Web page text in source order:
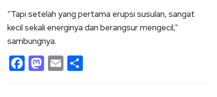
“Tapi setelah yang pertama erupsi susulan, sangat
kecil sekali energinya dan berangsur mengecil,”
sambungnya.
Facebook
Mastodon
Email